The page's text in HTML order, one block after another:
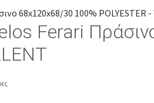
Ferari